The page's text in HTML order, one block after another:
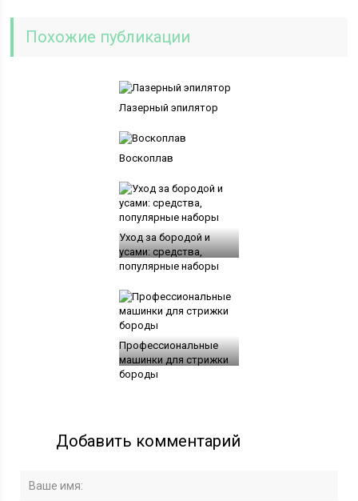
Похожие публикации
Лазерный эпилятор
Воскоплав
Уход за бородой и
усами: средства,
популярные наборы
Профессиональные
машинки для стрижки
бороды
Добавить комментарий